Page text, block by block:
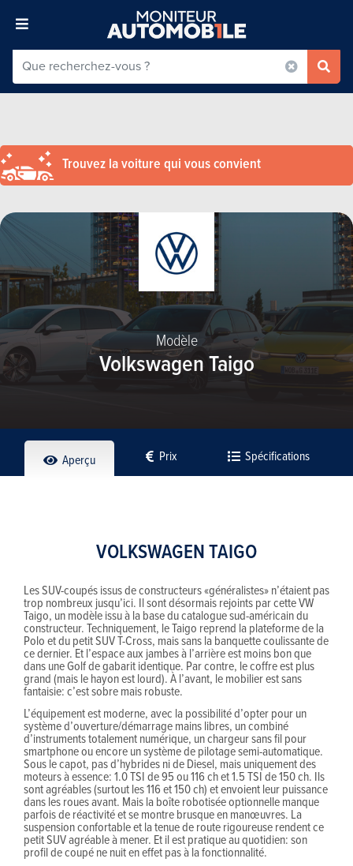
Trouvez la voiture qui vous convient
Modèle
Volkswagen Taigo
Aperçu Prix Spécifications
VOLKSWAGEN TAIGO
Les SUV-coupés issus de constructeurs «généralistes» n’étaient pas
trop nombreux jusqu’ici. Il sont désormais rejoints par cette VW
Taigo, un modèle issu à la base du catalogue sud-américain du
constructeur. Techniquement, le Taigo reprend la plateforme de la
Polo et du petit SUV T-Cross, mais sans la banquette coulissante de
ce dernier. Et l’espace aux jambes à l’arrière est moins bon que
dans une Golf de gabarit identique. Par contre, le coffre est plus
grand (mais le hayon est lourd). À l’avant, le mobilier est sans
fantaisie: c’est sobre mais robuste.
L’équipement est moderne, avec la possibilité d’opter pour un
système d’ouverture/démarrage mains libres, un combiné
d’instruments totalement numérique, un chargeur sans fil pour
smartphone ou encore un système de pilotage semi-automatique.
Sous le capot, pas d’hybrides ni de Diesel, mais uniquement des
moteurs à essence: 1.0 TSI de 95 ou 116 ch et 1.5 TSI de 150 ch. Ils
sont agréables (surtout les 116 et 150 ch) et envoient leur puissance
dans les roues avant. Mais la boîte robotisée optionnelle manque
parfois de réactivité et se montre brusque en manœuvres. La
suspension confortable et la tenue de route rigoureuse rendent ce
petit SUV agréable à mener. Et il est pratique au quotidien: son
profil de coupé ne nuit en effet pas à la fonctionnalité.